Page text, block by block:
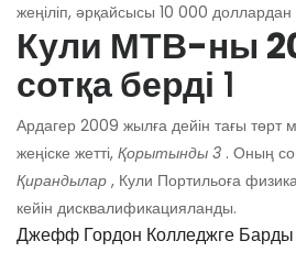
жеңіліп, әрқайсысы 10 000
Кули МТВ-ны
сотқа берді 1
Ардагер 2009 жылға дейін тағы төрт
жеңіске жетті, Қорытынды 3 . Оның
Қирандылар , Кули Портильоға
кейін дисквалификацияланды.
Джефф Гордон Колледжге